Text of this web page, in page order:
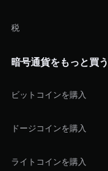
税
暗号通貨をもっと買う
ビットコインを購入
ドージコインを購入
ライトコインを購入